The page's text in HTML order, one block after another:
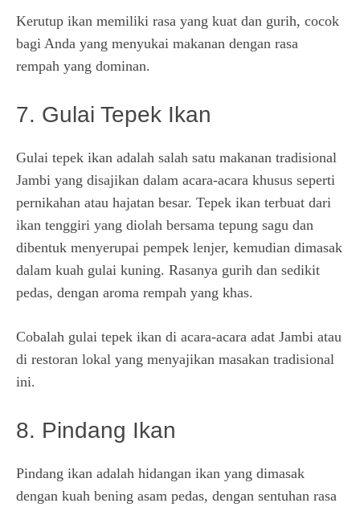
Kerutup ikan memiliki rasa yang kuat dan gurih, cocok
bagi Anda yang menyukai makanan dengan rasa
rempah yang dominan.
7. Gulai Tepek Ikan
Gulai tepek ikan adalah salah satu makanan tradisional
Jambi yang disajikan dalam acara-acara khusus seperti
pernikahan atau hajatan besar. Tepek ikan terbuat dari
ikan tenggiri yang diolah bersama tepung sagu dan
dibentuk menyerupai pempek lenjer, kemudian dimasak
dalam kuah gulai kuning. Rasanya gurih dan sedikit
pedas, dengan aroma rempah yang khas.
Cobalah gulai tepek ikan di acara-acara adat Jambi atau
di restoran lokal yang menyajikan masakan tradisional
ini.
8. Pindang Ikan
Pindang ikan adalah hidangan ikan yang dimasak
dengan kuah bening asam pedas, dengan sentuhan rasa